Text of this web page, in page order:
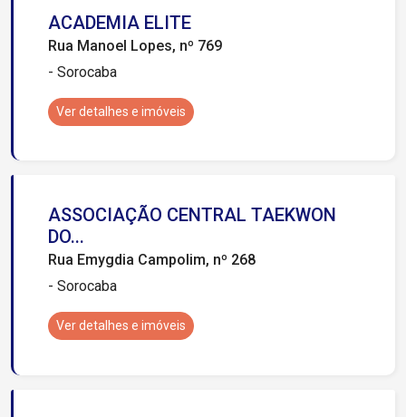
ACADEMIA ELITE
Rua Manoel Lopes, nº 769
- Sorocaba
Ver detalhes e imóveis
ASSOCIAÇÃO CENTRAL TAEKWON
DO...
Rua Emygdia Campolim, nº 268
- Sorocaba
Ver detalhes e imóveis